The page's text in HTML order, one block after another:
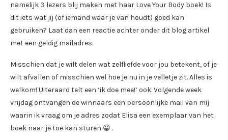
namelijk 3 lezers blij maken met haar Love Your Body boek! Is
dit iets wat jij (of iemand waar je van houdt) goed kan
gebruiken? Laat dan een reactie achter onder dit blog artikel
met een geldig mailadres.
Misschien dat je wilt delen wat zelfliefde voor jou betekent, of je
wilt afvallen of misschien wel hoe je nu in je velletje zit. Alles is
welkom! Uiteraard telt een ‘ik doe mee!’ ook. Volgende week
vrijdag ontvangen de winnaars een persoonlijke mail van mij
waarin ik vraag om je adres zodat Elisa een exemplaar van het
boek naar je toe kan sturen 😀 .